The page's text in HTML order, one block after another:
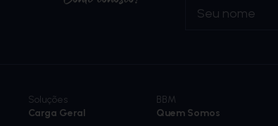
Soluções
Carga Geral
BBM
Quem Somos